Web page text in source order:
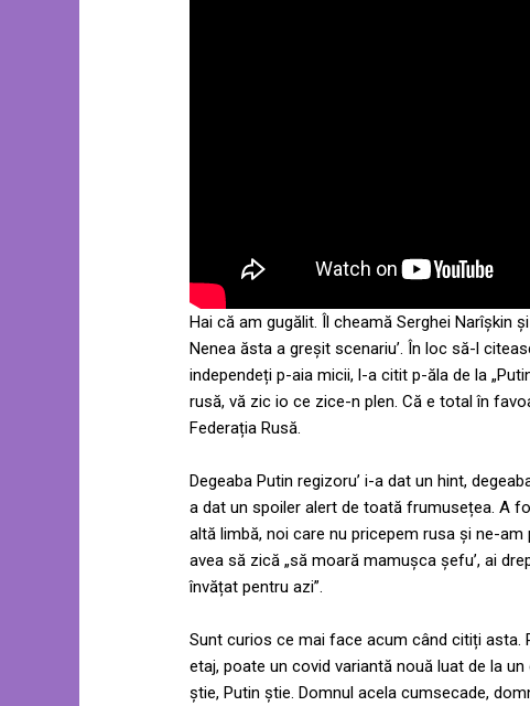
Hai că am gugălit. Îl cheamă Serghei Narîșkin
Nenea ăsta a greșit scenariu’. În loc să-l
independeți p-aia micii, l-a citit p-ăla de la
rusă, vă zic io ce zice-n plen. Că e total în
Federația Rusă.
Degeaba Putin regizoru’ i-a dat un hint,
a dat un spoiler alert de toată frumusețea. A
altă limbă, noi care nu pricepem rusa și ne-
avea să zică „să moară mamușca șefu’, ai
învățat pentru azi”.
Sunt curios ce mai face acum când citiți asta.
etaj, poate un covid variantă nouă luat de la
știe, Putin știe. Domnul acela cumsecade,